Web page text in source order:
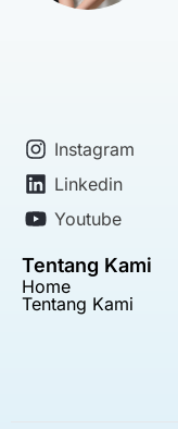
Instagram
Linkedin
Youtube
Tentang Kami
Home
Tentang Kami